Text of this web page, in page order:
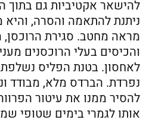
להישאר אקטיביות גם בתוך
ניתנת להתאמה והסרה, והיא
מראה מחטב. סגירת הרוכסן,
והכיסים בעלי הרוכסנים
לאחסון. בטנת הפליס
נפרדת. הברדס מלא, מבודד
להסיר ממנו את עיטור
אותו לגמרי בימים שטופי